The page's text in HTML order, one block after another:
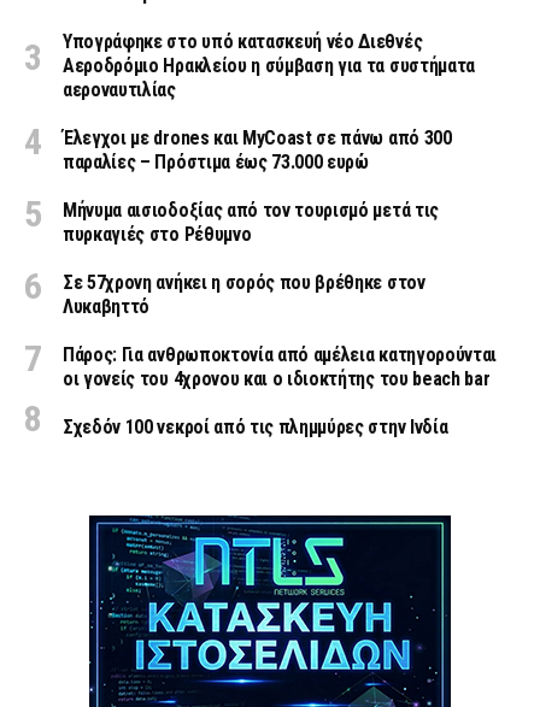
Υπογράφηκε στο υπό κατασκευή νέο Διεθνές
Αεροδρόμιο Ηρακλείου η σύμβαση για τα συστήματα
αεροναυτιλίας
Έλεγχοι με drones και MyCoast σε πάνω από 300
παραλίες – Πρόστιμα έως 73.000 ευρώ
Μήνυμα αισιοδοξίας από τον τουρισμό μετά τις
πυρκαγιές στο Ρέθυμνο
Σε 57χρονη ανήκει η σορός που βρέθηκε στον
Λυκαβηττό
Πάρος: Για ανθρωποκτονία από αμέλεια κατηγορούνται
οι γονείς του 4χρονου και ο ιδιοκτήτης του beach bar
Σχεδόν 100 νεκροί από τις πλημμύρες στην Ινδία